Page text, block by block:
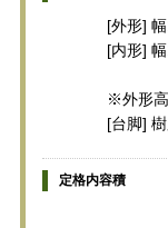
[外形]
[内形]
※外形高
[台脚]
定格内容積